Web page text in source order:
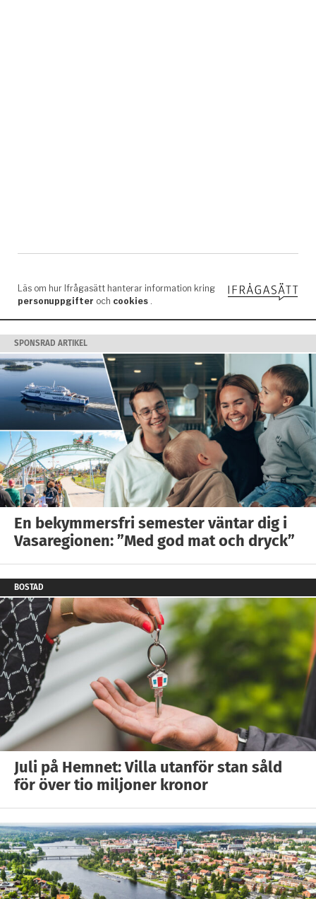
SPONSRAD ARTIKEL
En bekymmersfri semester väntar dig i
Vasaregionen: ”Med god mat och dryck”
BOSTAD
Juli på Hemnet: Villa utanför stan såld
för över tio miljoner kronor